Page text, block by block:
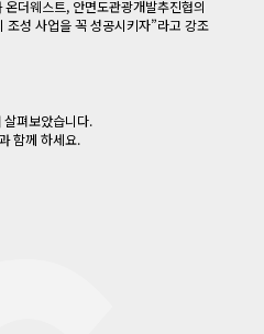
더웨스트, 안면도관광개발추진협의
조성 사업을 꼭 성공시키자”라고 강조
펴보았습니다.
함께 하세요.